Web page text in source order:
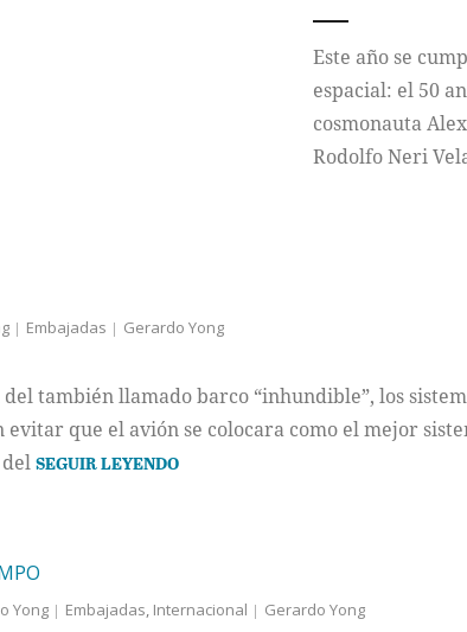
Este año se
espacial: el 50
cosmonauta
Rodolfo Neri
Embajadas Gerardo Yong
también llamado barco “inhundible”, los
evitar que el avión se colocara como el mejor
SEGUIR LEYENDO
Yong Embajadas, Internacional Gerardo Yong